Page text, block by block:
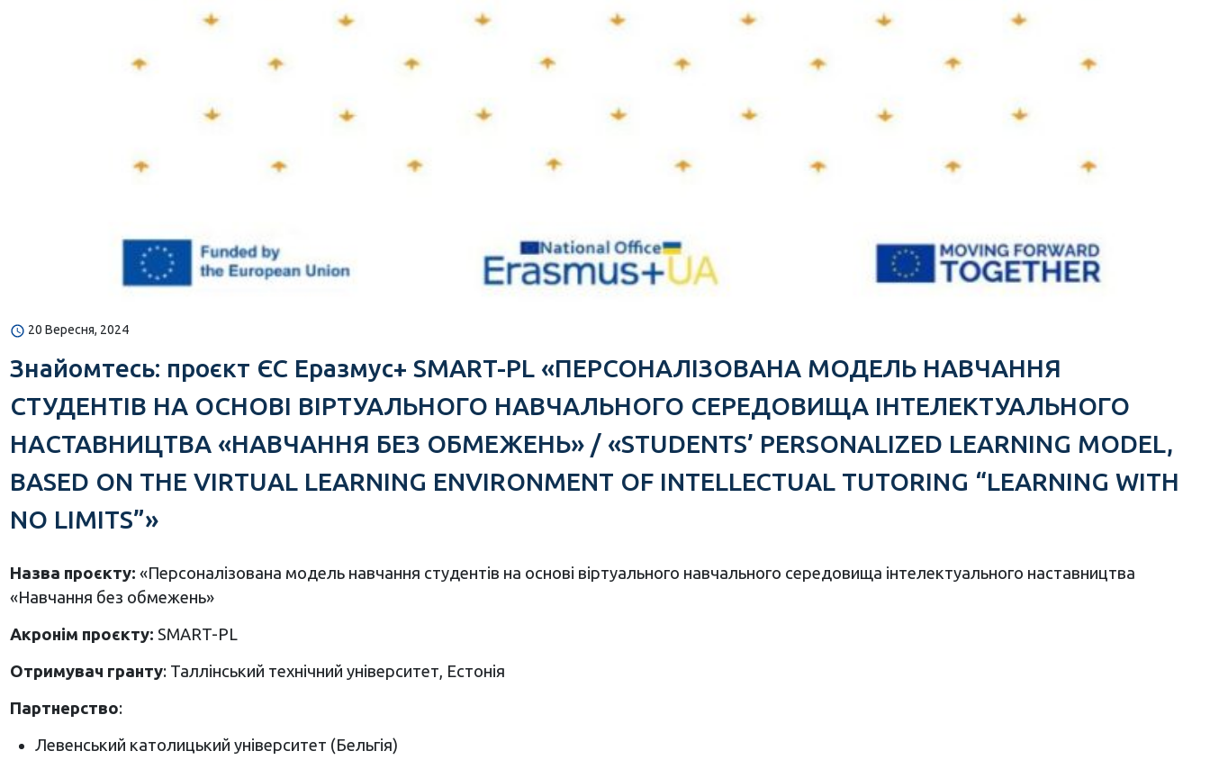
20 Вересня, 2024
Знайомтесь: проєкт ЄС Еразмус+ SMART-PL «ПЕРСОНАЛІЗОВАНА МОДЕЛЬ НАВЧАННЯ
СТУДЕНТІВ НА ОСНОВІ ВІРТУАЛЬНОГО НАВЧАЛЬНОГО СЕРЕДОВИЩА ІНТЕЛЕКТУАЛЬНОГО
НАСТАВНИЦТВА «НАВЧАННЯ БЕЗ ОБМЕЖЕНЬ» / «STUDENTS’ PERSONALIZED LEARNING MODEL,
BASED ON THE VIRTUAL LEARNING ENVIRONMENT OF INTELLECTUAL TUTORING “LEARNING WITH
NO LIMITS”»
Назва проєкту: «Персоналізована модель навчання студентів на основі віртуального навчального середовища інтелектуального наставництва
«Навчання без обмежень»
Акронім проєкту: SMART-PL
Отримувач гранту: Таллінський технічний університет, Естонія
Партнерство:
Левенський католицький університет (Бельгія)